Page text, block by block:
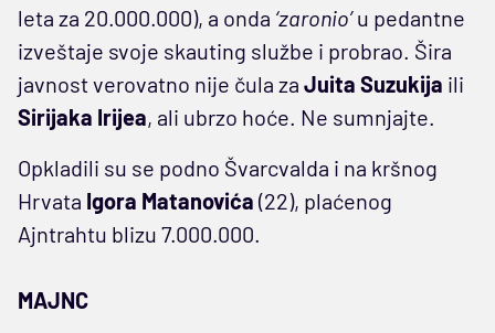
leta za 20.000.000), a onda ‘zaronio’u pedantne
izveštaje svoje skauting službe i probrao. Šira
javnost verovatno nije čula za Juita Suzukija ili
Sirijaka Irijea, ali ubrzo hoće. Ne sumnjajte.
Opkladili su se podno Švarcvalda i na kršnog
Hrvata Igora Matanovića (22), plaćenog
Ajntrahtu blizu 7.000.000.
MAJNC